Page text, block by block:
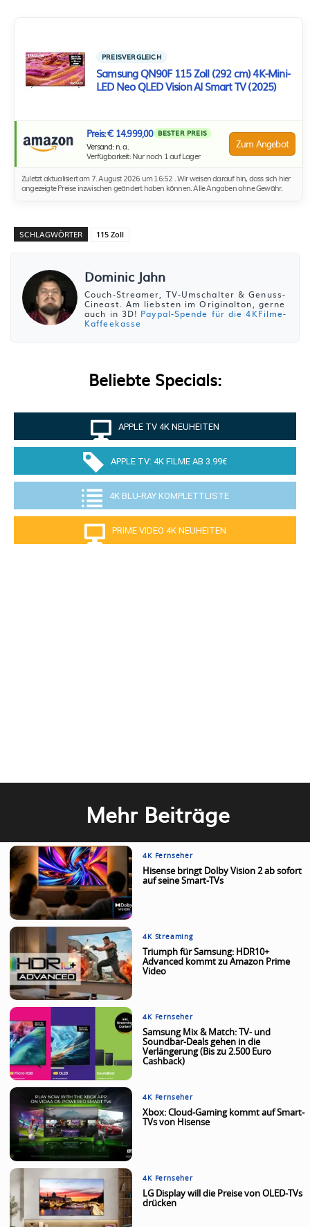
PREISVERGLEICH
Samsung QN90F 115 Zoll (292 cm) 4K-Mini-
LED Neo QLED Vision AI Smart TV (2025)
Preis: € 14.999,00 BESTER PREIS
Versand: n. a.
Verfügbarkeit: Nur noch 1 auf Lager
Zum Angebot
Zuletzt aktualisiert am 7. August 2026 um 16:52 . Wir weisen darauf hin, dass sich hier
angezeigte Preise inzwischen geändert haben können. Alle Angaben ohne Gewähr.
SCHLAGWÖRTER 115 Zoll
Dominic Jahn
Couch-Streamer, TV-Umschalter & Genuss-
Cineast. Am liebsten im Originalton, gerne
auch in 3D! Paypal-Spende für die 4KFilme-
Kaffeekasse
Beliebte Specials:
APPLE TV 4K NEUHEITEN
APPLE TV: 4K FILME AB 3.99€
4K BLU-RAY KOMPLETTLISTE
PRIME VIDEO 4K NEUHEITEN
Mehr Beiträge
4K Fernseher
Hisense bringt Dolby Vision 2 ab sofort
auf seine Smart-TVs
4K Streaming
Triumph für Samsung: HDR10+
Advanced kommt zu Amazon Prime
Video
4K Fernseher
Samsung Mix & Match: TV- und
Soundbar-Deals gehen in die
Verlängerung (Bis zu 2.500 Euro
Cashback)
4K Fernseher
Xbox: Cloud-Gaming kommt auf Smart-
TVs von Hisense
4K Fernseher
LG Display will die Preise von OLED-TVs
drücken